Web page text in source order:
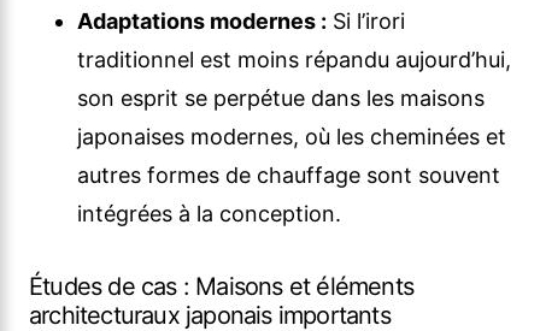
Adaptations modernes : Si l’irori
traditionnel est moins répandu aujourd’hui,
son esprit se perpétue dans les maisons
japonaises modernes, où les cheminées et
autres formes de chauffage sont souvent
intégrées à la conception.
Études de cas : Maisons et éléments
architecturaux japonais importants